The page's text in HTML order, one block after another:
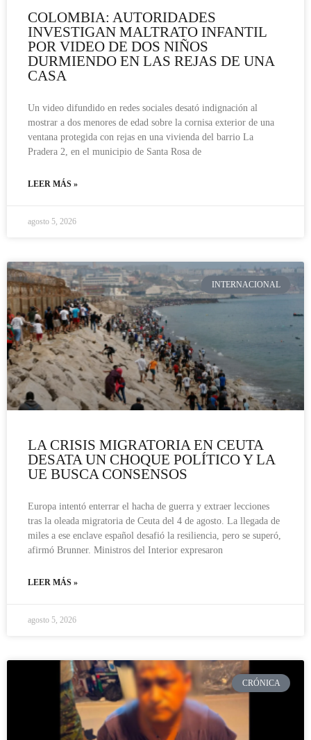
COLOMBIA: AUTORIDADES
INVESTIGAN MALTRATO INFANTIL
POR VIDEO DE DOS NIÑOS
DURMIENDO EN LAS REJAS DE UNA
CASA
Un video difundido en redes sociales desató indignación al
mostrar a dos menores de edad sobre la cornisa exterior de una
ventana protegida con rejas en una vivienda del barrio La
Pradera 2, en el municipio de Santa Rosa de
LEER MÁS »
agosto 5, 2026
INTERNACIONAL
LA CRISIS MIGRATORIA EN CEUTA
DESATA UN CHOQUE POLÍTICO Y LA
UE BUSCA CONSENSOS
Europa intentó enterrar el hacha de guerra y extraer lecciones
tras la oleada migratoria de Ceuta del 4 de agosto. La llegada de
miles a ese enclave español desafió la resiliencia, pero se superó,
afirmó Brunner. Ministros del Interior expresaron
LEER MÁS »
agosto 5, 2026
CRÓNICA